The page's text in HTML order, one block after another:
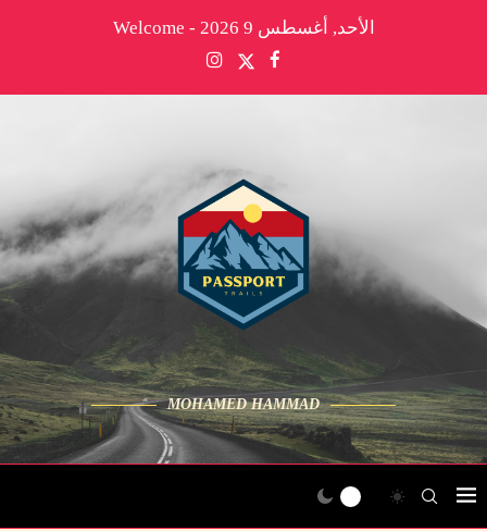
الأحد, أغسطس 9 2026 - Welcome
MOHAMED HAMMAD